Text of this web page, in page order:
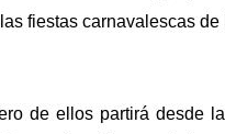
fiestas carnavalescas
de ellos partirá desde